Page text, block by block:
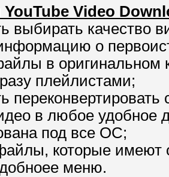
YouTube Video
выбирать качество
о
в оригинальном
плейлистами;
переконвертировать
в любое удобное
под все ОС;
которые имеют
меню.